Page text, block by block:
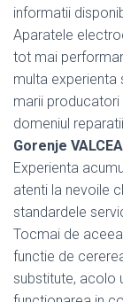
informatii
Aparatele
tot mai
multa experienta
marii producatori
domeniul
Gorenje VALCEA
Experienta
atenti la nevoile
standardele
Tocmai de
functie de
substitute, acolo